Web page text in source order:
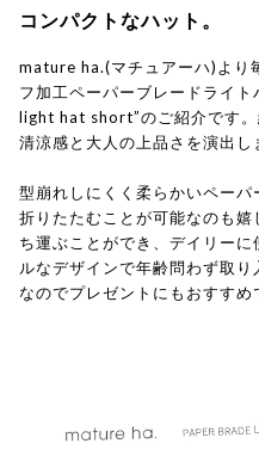
コンパクトなハット。
mature ha.(マチュアーハ)より
フ加工ペーパーブレードライ
light hat short”のご紹介です
清涼感と大人の上品さを演出し
型崩れしにくく柔らかいペーパ
折りたたむことが可能なのも
ち運ぶことができ、デイリー
ルなデザインで年齢問わず取
なのでプレゼントにもおすすめ